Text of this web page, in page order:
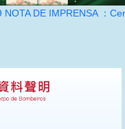
NOTA DE IMPRENSA ：